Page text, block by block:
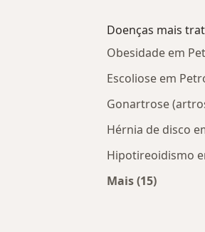
Doenças mais
Obesidade em
Escoliose em
Gonartrose
Hérnia de disco
Hipotireoidismo
Mais (15)